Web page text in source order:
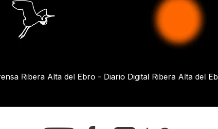
Ribera Alta del Ebro - Diario Digital Ribera Alta del